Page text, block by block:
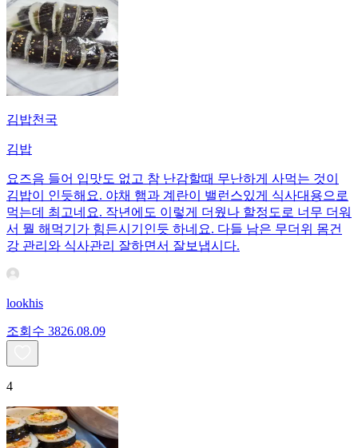
김밥천국
김밥
요즈음 들어 입맛도 없고 참 난감할때 무난하게 사먹는 것이
김밥이 인듯해요. 야채 햄과 계란이 밸런스있게 식사대용으로
먹는데 최고네요. 작년에도 이렇게 더웠나 할정도로 너무 더워
서 뭘 해먹기가 힘든시기인듯 하네요. 다들 남은 무더위 몸건
강 관리와 식사관리 잘하면서 잘보냅시다.
lookhis
조회수 3826.08.09
4